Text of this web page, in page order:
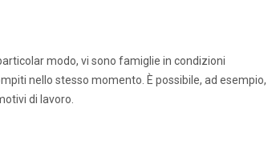
modo, vi sono famiglie in condizioni
nello stesso momento. È possibile, ad esempio,
di lavoro.